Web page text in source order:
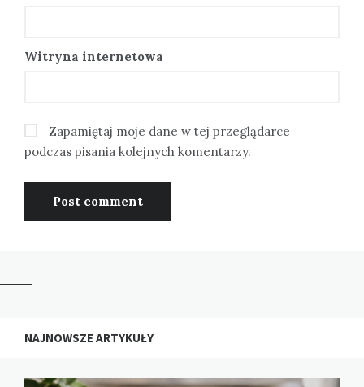
Witryna internetowa
Zapamiętaj moje dane w tej przeglądarce
podczas pisania kolejnych komentarzy.
NAJNOWSZE ARTYKUŁY